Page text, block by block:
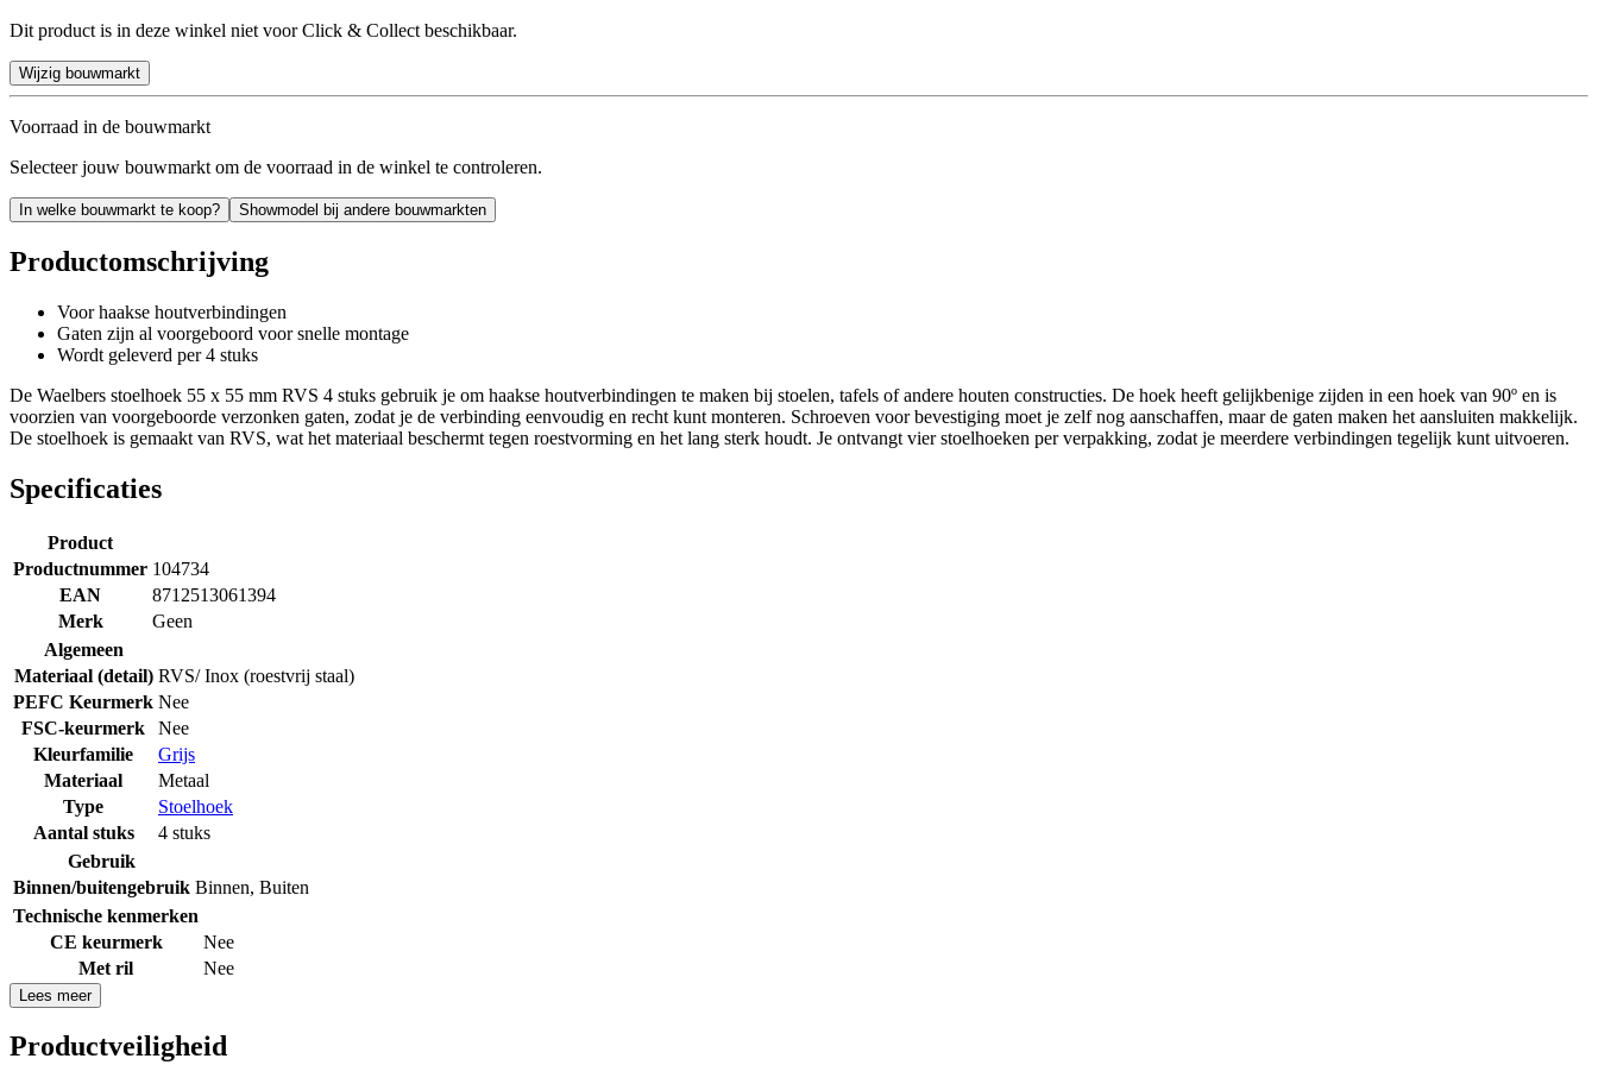
Dit product is in deze winkel niet voor Click & Collect beschikbaar.
Wijzig bouwmarkt
Voorraad in de bouwmarkt
Selecteer jouw bouwmarkt om de voorraad in de winkel te controleren.
In welke bouwmarkt te koop? Showmodel bij andere bouwmarkten
Productomschrijving
Voor haakse houtverbindingen
Gaten zijn al voorgeboord voor snelle montage
Wordt geleverd per 4 stuks
De Waelbers stoelhoek 55 x 55 mm RVS 4 stuks gebruik je om haakse houtverbindingen te maken bij stoelen, tafels of andere houten constructies. De hoek heeft gelijkbenige zijden in een hoek van 90º en is
voorzien van voorgeboorde verzonken gaten, zodat je de verbinding eenvoudig en recht kunt monteren. Schroeven voor bevestiging moet je zelf nog aanschaffen, maar de gaten maken het aansluiten makkelijk.
De stoelhoek is gemaakt van RVS, wat het materiaal beschermt tegen roestvorming en het lang sterk houdt. Je ontvangt vier stoelhoeken per verpakking, zodat je meerdere verbindingen tegelijk kunt uitvoeren.
Specificaties
Product
Productnummer 104734
EAN
8712513061394
Merk
Geen
Algemeen
Materiaal (detail) RVS/ Inox (roestvrij staal)
PEFC Keurmerk Nee
FSC-keurmerk
Nee
Kleurfamilie
Grijs
Materiaal
Metaal
Type
Stoelhoek
Aantal stuks
4 stuks
Gebruik
Binnen/buitengebruik Binnen, Buiten
Technische kenmerken
CE keurmerk
Nee
Met ril
Nee
Lees meer
Productveiligheid